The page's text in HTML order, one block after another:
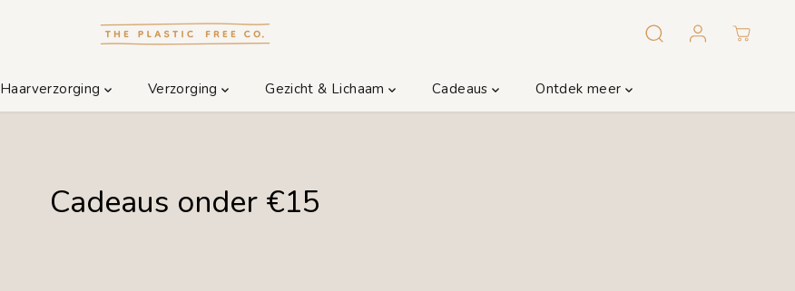
Haarverzorging Verzorging Gezicht & Lichaam Cadeaus Ontdek meer
Cadeaus onder €15